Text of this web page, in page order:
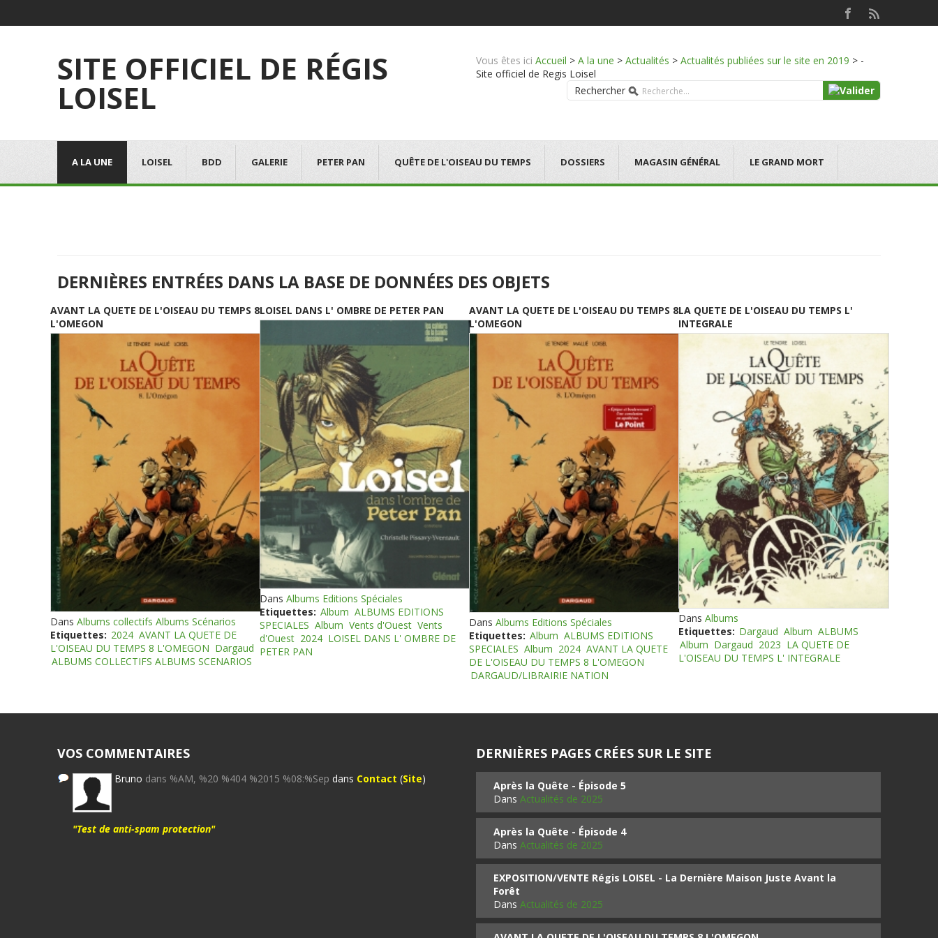
SITE OFFICIEL DE RÉGIS
LOISEL
Vous êtes ici Accueil > A la une > Actualités > Actualités publiées sur le site en 2019 > -
Site officiel de Regis Loisel
Rechercher
A LA UNE LOISEL BDD GALERIE PETER PAN QUÊTE DE L'OISEAU DU TEMPS DOSSIERS MAGASIN GÉNÉRAL LE GRAND MORT
DERNIÈRES ENTRÉES DANS LA BASE DE DONNÉES DES OBJETS
AVANT LA QUETE DE L'OISEAU DU TEMPS 8
L'OMEGON
Dans Albums collectifs Albums Scénarios
Etiquettes: 2024 AVANT LA QUETE DE
L'OISEAU DU TEMPS 8 L'OMEGON Dargaud
ALBUMS COLLECTIFS ALBUMS SCENARIOS
LOISEL DANS L' OMBRE DE PETER PAN
Dans Albums Editions Spéciales
Etiquettes: Album ALBUMS EDITIONS
SPECIALES Album Vents d'Ouest Vents
d'Ouest 2024 LOISEL DANS L' OMBRE DE
PETER PAN
AVANT LA QUETE DE L'OISEAU DU TEMPS 8
L'OMEGON
Dans Albums Editions Spéciales
Etiquettes: Album ALBUMS EDITIONS
SPECIALES Album 2024 AVANT LA QUETE
DE L'OISEAU DU TEMPS 8 L'OMEGON
DARGAUD/LIBRAIRIE NATION
LA QUETE DE L'OISEAU DU TEMPS L'
INTEGRALE
Dans Albums
Etiquettes: Dargaud Album ALBUMS
Album Dargaud 2023 LA QUETE DE
L'OISEAU DU TEMPS L' INTEGRALE
VOS COMMENTAIRES
Bruno dans %AM, %20 %404 %2015 %08:%Sep dans Contact (Site)
"Test de anti-spam protection"
DERNIÈRES PAGES CRÉES SUR LE SITE
Après la Quête - Épisode 5
Dans Actualités de 2025
Après la Quête - Épisode 4
Dans Actualités de 2025
EXPOSITION/VENTE Régis LOISEL - La Dernière Maison Juste Avant la
Forêt
Dans Actualités de 2025